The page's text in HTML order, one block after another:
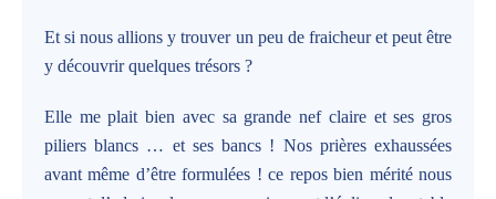
Et si nous allions y trouver un peu de fraicheur et peut être
y découvrir quelques trésors ?
Elle me plait bien avec sa grande nef claire et ses gros
piliers blancs … et ses bancs ! Nos prières exhaussées
avant même d’être formulées ! ce repos bien mérité nous